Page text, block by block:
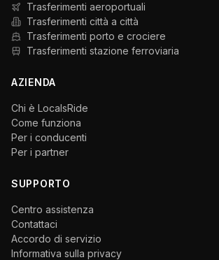
Trasferimenti aeroportuali
Trasferimenti città a città
Trasferimenti porto e crociere
Trasferimenti stazione ferroviaria
AZIENDA
Chi è LocalsRide
Come funziona
Per i conducenti
Per i partner
SUPPORTO
Centro assistenza
Contattaci
Accordo di servizio
Informativa sulla privacy